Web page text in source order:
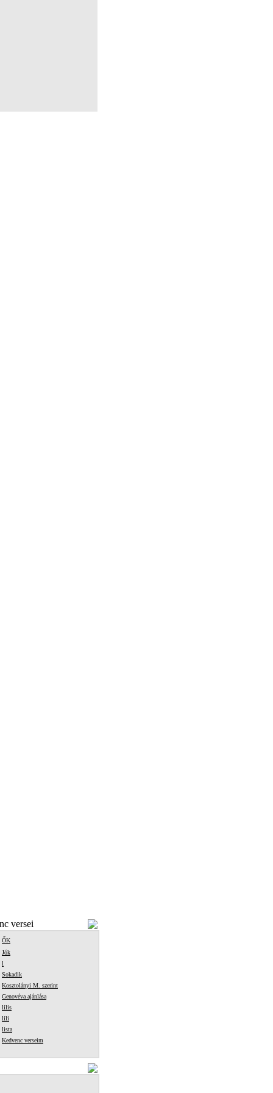
versei
ŐK
Jók
l
Sokadik
Kosztolányi M. szerint
Genovéva ajánlása
lilis
lili
lista
Kedvenc verseim